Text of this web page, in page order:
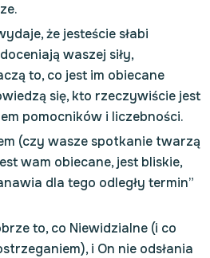
że jesteście słabi
waszej siły,
to, co jest im obiecane
się, kto rzeczywiście jest
pomocników i liczebności.
(czy wasze spotkanie twarzą
wam obiecane, jest bliskie,
dla tego odległy termin”
to, co Niewidzialne (i co
i On nie odsłania